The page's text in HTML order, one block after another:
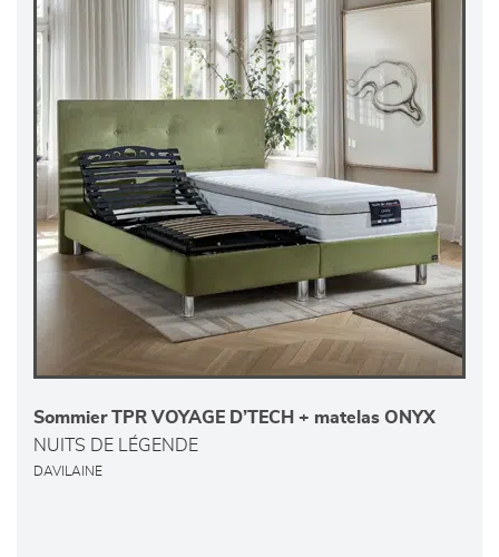
Sommier TPR VOYAGE D’TECH + matelas ONYX
NUITS DE LÉGENDE
DAVILAINE